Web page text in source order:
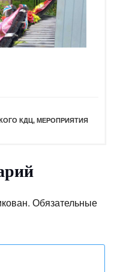
КДЦ, МЕРОПРИЯТИЯ
Обязательные